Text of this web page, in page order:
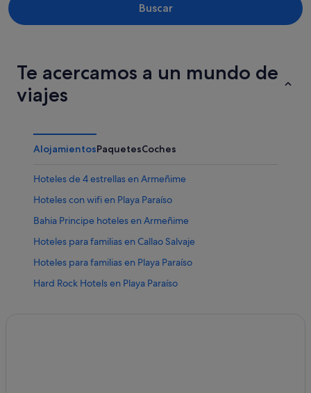
Buscar
Te acercamos a un mundo de
viajes
AlojamientosPaquetesCoches
Hoteles de 4 estrellas en Armeñime
Hoteles con wifi en Playa Paraíso
Bahia Principe hoteles en Armeñime
Hoteles para familias en Callao Salvaje
Hoteles para familias en Playa Paraíso
Hard Rock Hotels en Playa Paraíso